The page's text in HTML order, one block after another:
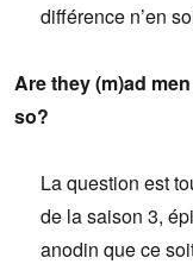
différence n’en
Are they (m)ad
so?
La question est
de la saison 3,
anodin que ce